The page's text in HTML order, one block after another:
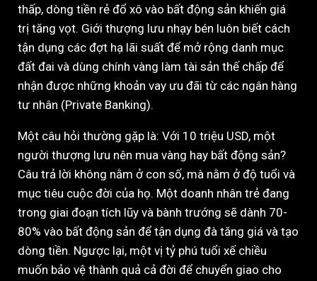
thấp, dòng tiền rẻ đổ xô vào bất động sản khiến giá
trị tăng vọt. Giới thượng lưu nhạy bén luôn biết cách
tận dụng các đợt hạ lãi suất để mở rộng danh mục
đất đai và dùng chính vàng làm tài sản thế chấp để
nhận được những khoản vay ưu đãi từ các ngân hàng
tư nhân (Private Banking).
Một câu hỏi thường gặp là: Với 10 triệu USD, một
người thượng lưu nên mua vàng hay bất động sản?
Câu trả lời không nằm ở con số, mà nằm ở độ tuổi và
mục tiêu cuộc đời của họ. Một doanh nhân trẻ đang
trong giai đoạn tích lũy và bành trướng sẽ dành 70-
80% vào bất động sản để tận dụng đà tăng giá và tạo
dòng tiền. Ngược lại, một vị tỷ phú tuổi xế chiều
muốn bảo vệ thành quả cả đời để chuyển giao cho